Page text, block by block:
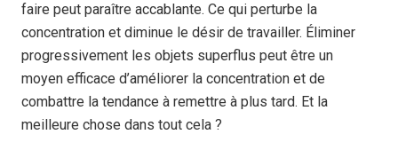
faire peut paraître accablante. Ce qui perturbe la
concentration et diminue le désir de travailler. Éliminer
progressivement les objets superflus peut être un
moyen efficace d’améliorer la concentration et de
combattre la tendance à remettre à plus tard. Et la
meilleure chose dans tout cela ?